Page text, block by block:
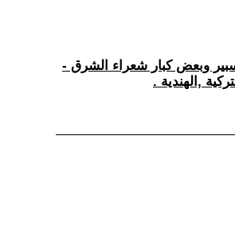
وبعض كبار شعراء الشرق -
,الهندية .